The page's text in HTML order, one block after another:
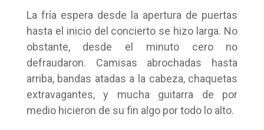
La fría espera desde la apertura de puertas
hasta el inicio del concierto se hizo larga. No
obstante, desde el minuto cero no
defraudaron. Camisas abrochadas hasta
arriba, bandas atadas a la cabeza, chaquetas
extravagantes, y mucha guitarra de por
medio hicieron de su fin algo por todo lo alto.